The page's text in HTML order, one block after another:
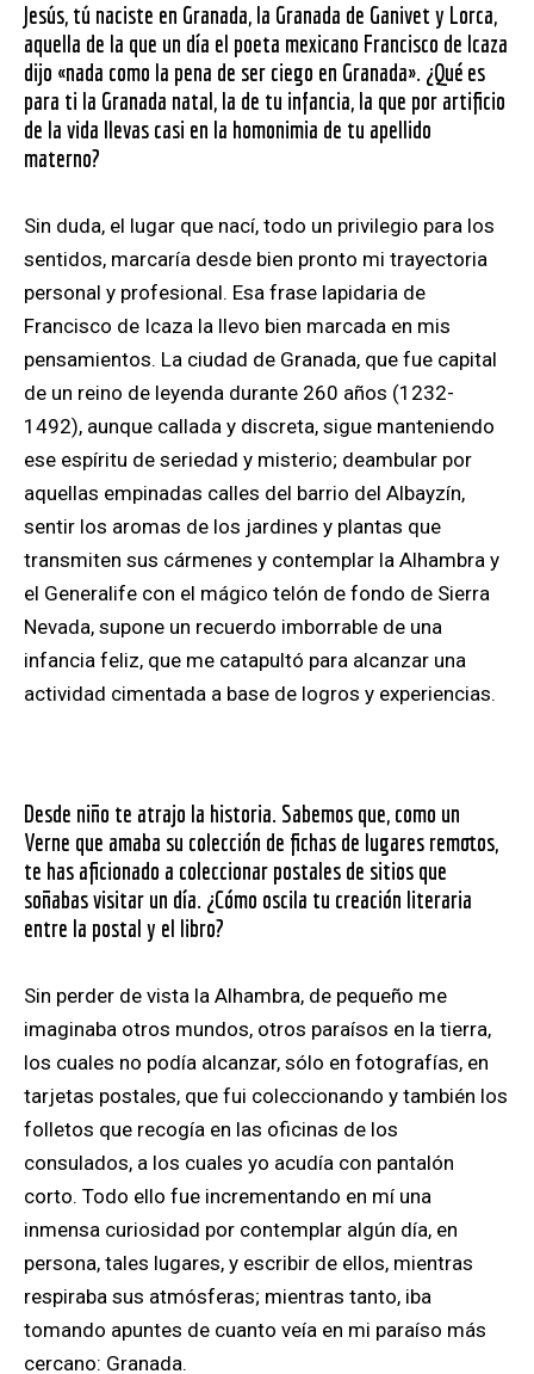
Jesús, tú naciste en Granada, la Granada de Ganivet y Lorca,
aquella de la que un día el poeta mexicano Francisco de Icaza
dijo «nada como la pena de ser ciego en Granada». ¿Qué es
para ti la Granada natal, la de tu infancia, la que por artificio
de la vida llevas casi en la homonimia de tu apellido
materno?
Sin duda, el lugar que nací, todo un privilegio para los
sentidos, marcaría desde bien pronto mi trayectoria
personal y profesional. Esa frase lapidaria de
Francisco de Icaza la llevo bien marcada en mis
pensamientos. La ciudad de Granada, que fue capital
de un reino de leyenda durante 260 años (1232-
1492), aunque callada y discreta, sigue manteniendo
ese espíritu de seriedad y misterio; deambular por
aquellas empinadas calles del barrio del Albayzín,
sentir los aromas de los jardines y plantas que
transmiten sus cármenes y contemplar la Alhambra y
el Generalife con el mágico telón de fondo de Sierra
Nevada, supone un recuerdo imborrable de una
infancia feliz, que me catapultó para alcanzar una
actividad cimentada a base de logros y experiencias.
Desde niño te atrajo la historia. Sabemos que, como un
Verne que amaba su colección de fichas de lugares remotos,
te has aficionado a coleccionar postales de sitios que
soñabas visitar un día. ¿Cómo oscila tu creación literaria
entre la postal y el libro?
Sin perder de vista la Alhambra, de pequeño me
imaginaba otros mundos, otros paraísos en la tierra,
los cuales no podía alcanzar, sólo en fotografías, en
tarjetas postales, que fui coleccionando y también los
folletos que recogía en las oficinas de los
consulados, a los cuales yo acudía con pantalón
corto. Todo ello fue incrementando en mí una
inmensa curiosidad por contemplar algún día, en
persona, tales lugares, y escribir de ellos, mientras
respiraba sus atmósferas; mientras tanto, iba
tomando apuntes de cuanto veía en mi paraíso más
cercano: Granada.